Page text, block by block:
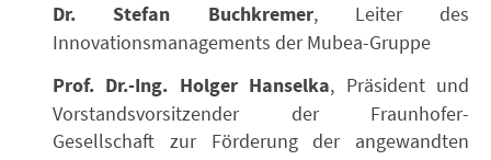
Dr. Stefan Buchkremer, Leiter des
Innovationsmanagements der Mubea-Gruppe
Prof. Dr.-Ing. Holger Hanselka, Präsident und
Vorstandsvorsitzender der Fraunhofer-
Gesellschaft zur Förderung der angewandten